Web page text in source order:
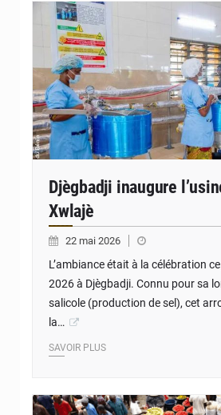
Djègbadji inaugure
Xwlajè
22 mai 2026
L’ambiance était à la célébration
2026 à Djègbadji. Connu pour sa
salicole (production de sel), cet
la…
SAVOIR PLUS